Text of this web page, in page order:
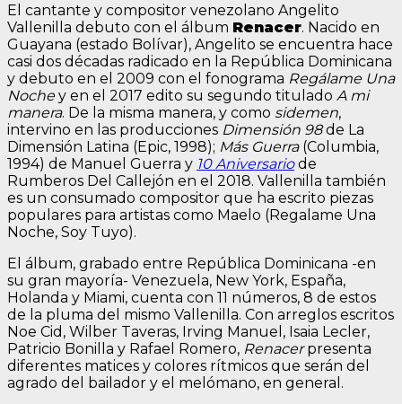
El cantante y compositor venezolano Angelito
Vallenilla debuto con el álbum Renacer. Nacido en
Guayana (estado Bolívar), Angelito se encuentra hace
casi dos décadas radicado en la República Dominicana
y debuto en el 2009 con el fonograma Regálame Una
Nochey en el 2017 edito su segundo titulado A mi
manera. De la misma manera, y como sidemen,
intervino en las producciones Dimensión 98de La
Dimensión Latina (Epic, 1998); Más Guerra(Columbia,
1994) de Manuel Guerra y 10 Aniversariode
Rumberos Del Callejón en el 2018. Vallenilla también
es un consumado compositor que ha escrito piezas
populares para artistas como Maelo (Regalame Una
Noche, Soy Tuyo).
El álbum, grabado entre República Dominicana -en
su gran mayoría- Venezuela, New York, España,
Holanda y Miami, cuenta con 11 números, 8 de estos
de la pluma del mismo Vallenilla. Con arreglos escritos
Noe Cid, Wilber Taveras, Irving Manuel, Isaia Lecler,
Patricio Bonilla y Rafael Romero, Renacerpresenta
diferentes matices y colores rítmicos que serán del
agrado del bailador y el melómano, en general.